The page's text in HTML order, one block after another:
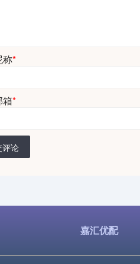
称*
箱*
评论
嘉汇优配